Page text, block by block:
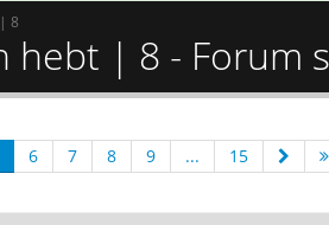
| 8
hebt | 8 - Forum
6 7 8 9 ... 15